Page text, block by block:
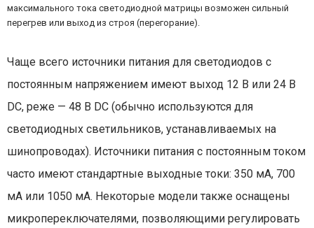
максимального тока светодиодной матрицы возможен сильный
перегрев или выход из строя (перегорание).
Чаще всего источники питания для светодиодов с
постоянным напряжением имеют выход 12 В или 24 В
DC, реже — 48 В DC (обычно используются для
светодиодных светильников, устанавливаемых на
шинопроводах). Источники питания с постоянным током
часто имеют стандартные выходные токи: 350 мА, 700
мА или 1050 мА. Некоторые модели также оснащены
микропереключателями, позволяющими регулировать